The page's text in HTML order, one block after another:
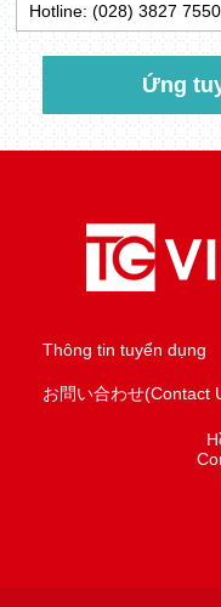
Hotline: (028) 3827
Ứng
Thông tin tuyển dụng
お問い合わせ(Contact